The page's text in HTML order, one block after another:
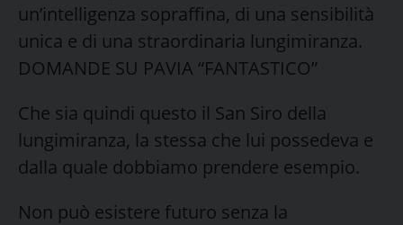
un’intelligenza sopraffina, di una sensibilità
unica e di una straordinaria lungimiranza.
DOMANDE SU PAVIA “FANTASTICO”
Che sia quindi questo il San Siro della
lungimiranza, la stessa che lui possedeva e
dalla quale dobbiamo prendere esempio.
Non può esistere futuro senza la